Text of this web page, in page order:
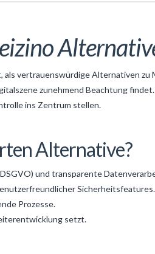
vertrauenswürdige Alternativen zu
zunehmend Beachtung
ins Zentrum stellen.
Alternative?
und transparente
Sicherheitsfeatures.
Prozesse.
setzt.